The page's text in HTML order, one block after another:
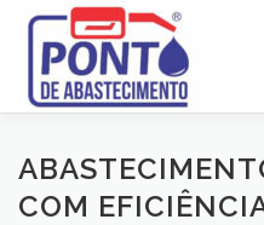
conteúdo
SOBRE LEGISLAÇÃO
COM